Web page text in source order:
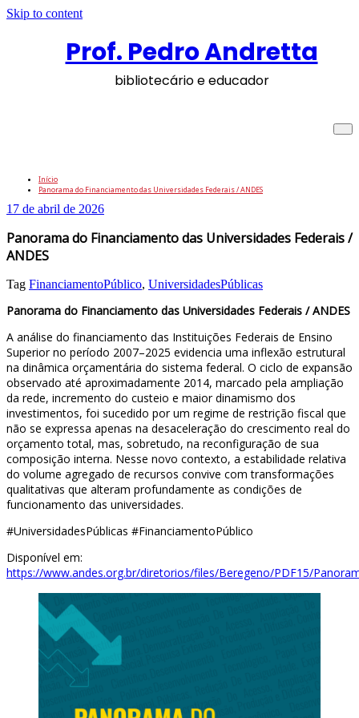
Skip to content
Prof. Pedro Andretta
bibliotecário e educador
Início
Panorama do Financiamento das Universidades Federais / ANDES
17 de abril de 2026
Panorama do Financiamento das Universidades Federais /
ANDES
Tag FinanciamentoPúblico, UniversidadesPúblicas
Panorama do Financiamento das Universidades Federais / ANDES
A análise do financiamento das Instituições Federais de Ensino
Superior no período 2007–2025 evidencia uma inflexão estrutural
na dinâmica orçamentária do sistema federal. O ciclo de expansão
observado até aproximadamente 2014, marcado pela ampliação
da rede, incremento do custeio e maior dinamismo dos
investimentos, foi sucedido por um regime de restrição fiscal que
não se expressa apenas na desaceleração do crescimento real do
orçamento total, mas, sobretudo, na reconfiguração de sua
composição interna. Nesse novo contexto, a estabilidade relativa
do volume agregado de recursos convive com transformações
qualitativas que alteram profundamente as condições de
funcionamento das universidades.
#UniversidadesPúblicas #FinanciamentoPúblico
Disponível em:
https://www.andes.org.br/diretorios/files/Beregeno/PDF15/